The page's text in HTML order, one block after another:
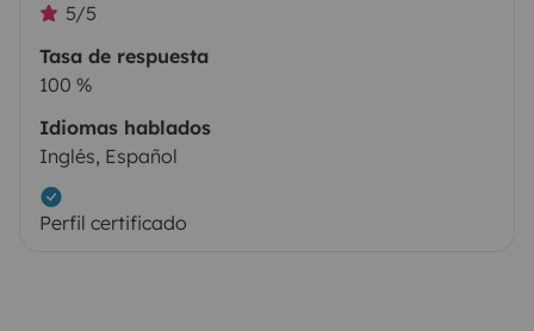
5/5
Tasa de respuesta
100 %
Idiomas hablados
Inglés, Español
Perfil certificado